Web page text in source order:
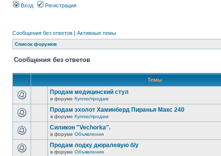
Вход Регистрация
Сообщения без ответов | Активные темы
Список форумов
Сообщения без ответов
Темы
Продам медицинский стул
в форуме Куплю/продам
Продам эхолот Хаминберд Пиранья Макс 240
в форуме Куплю/продам
Силикон "Vechorka".
в форуме Объявления
Продам лодку дюралевую б/у
в форуме Объявления